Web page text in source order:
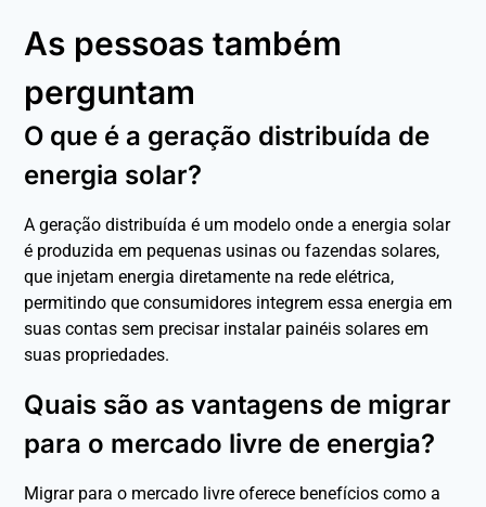
As pessoas também
perguntam
O que é a geração distribuída de
energia solar?
A geração distribuída é um modelo onde a energia solar
é produzida em pequenas usinas ou fazendas solares,
que injetam energia diretamente na rede elétrica,
permitindo que consumidores integrem essa energia em
suas contas sem precisar instalar painéis solares em
suas propriedades.
Quais são as vantagens de migrar
para o mercado livre de energia?
Migrar para o mercado livre oferece benefícios como a